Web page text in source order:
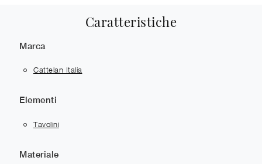
Caratteristiche
Marca
Cattelan Italia
Elementi
Tavolini
Materiale